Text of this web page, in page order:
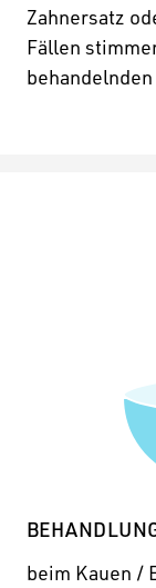
Zahnersatz
Fällen
beim Kauen /